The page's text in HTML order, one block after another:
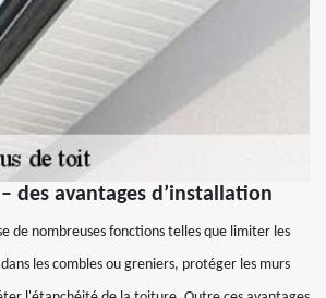
des avantages d’installation
de nombreuses fonctions telles que limiter les
les combles ou greniers, protéger les murs